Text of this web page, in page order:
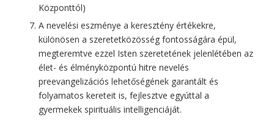
Központtól)
A nevelési eszménye a keresztény értékekre,
különösen a szeretetközösség fontosságára épül,
megteremtve ezzel Isten szeretetének jelenlétében az
élet- és élményközpontú hitre nevelés
preevangelizációs lehetőségének garantált és
folyamatos kereteit is, fejlesztve egyúttal a
gyermekek spirituális intelligenciáját.